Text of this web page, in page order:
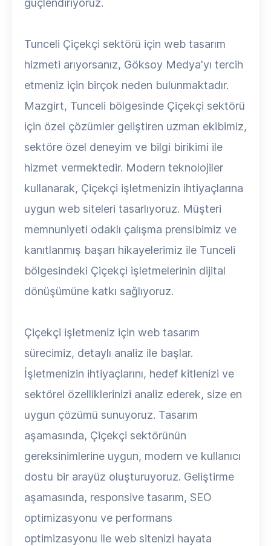
güçlendiriyoruz.
Tunceli Çiçekçi sektörü için web tasarım
hizmeti arıyorsanız, Göksoy Medya'yı tercih
etmeniz için birçok neden bulunmaktadır.
Mazgirt, Tunceli bölgesinde Çiçekçi sektörü
için özel çözümler geliştiren uzman ekibimiz,
sektöre özel deneyim ve bilgi birikimi ile
hizmet vermektedir. Modern teknolojiler
kullanarak, Çiçekçi işletmenizin ihtiyaçlarına
uygun web siteleri tasarlıyoruz. Müşteri
memnuniyeti odaklı çalışma prensibimiz ve
kanıtlanmış başarı hikayelerimiz ile Tunceli
bölgesindeki Çiçekçi işletmelerinin dijital
dönüşümüne katkı sağlıyoruz.
Çiçekçi işletmeniz için web tasarım
sürecimiz, detaylı analiz ile başlar.
İşletmenizin ihtiyaçlarını, hedef kitlenizi ve
sektörel özelliklerinizi analiz ederek, size en
uygun çözümü sunuyoruz. Tasarım
aşamasında, Çiçekçi sektörünün
gereksinimlerine uygun, modern ve kullanıcı
dostu bir arayüz oluşturuyoruz. Geliştirme
aşamasında, responsive tasarım, SEO
optimizasyonu ve performans
optimizasyonu ile web sitenizi hayata